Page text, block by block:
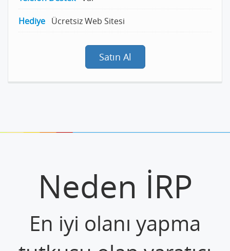
Hediye Ücretsiz Web Sitesi
Satın Al
Neden İRP
En iyi olanı yapma